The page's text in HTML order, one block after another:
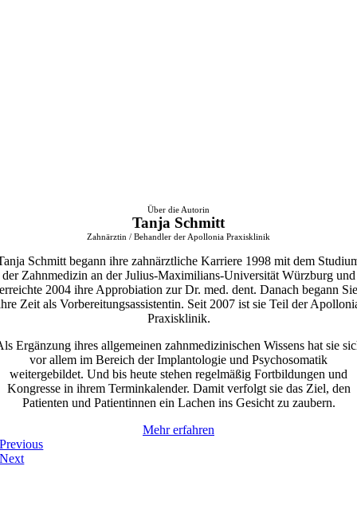
Über die Autorin
Tanja Schmitt
Zahnärztin / Behandler der Apollonia Praxisklinik
Schmitt begann ihre zahnärztliche Karriere 1998 mit dem
der Zahnmedizin an der Julius-Maximilians-Universität Würzburg und
erreichte 2004 ihre Approbiation zur Dr. med. dent. Danach begann Sie
Zeit als Vorbereitungsassistentin. Seit 2007 ist sie Teil der
Praxisklinik.
Ergänzung ihres allgemeinen zahnmedizinischen Wissens hat sie
vor allem im Bereich der Implantologie und Psychosomatik
weitergebildet. Und bis heute stehen regelmäßig Fortbildungen und
Kongresse in ihrem Terminkalender. Damit verfolgt sie das Ziel, den
Patienten und Patientinnen ein Lachen ins Gesicht zu zaubern.
Mehr erfahren
Previous
Next